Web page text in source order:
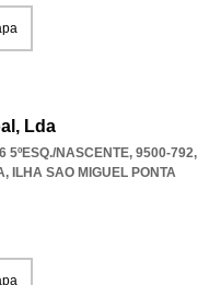
Lda
5ºESQ./NASCENTE, 9500-792,
, ILHA SAO MIGUEL PONTA